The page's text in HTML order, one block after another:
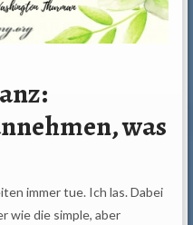
was
immer tue. Ich las. Dabei
wie die simple, aber